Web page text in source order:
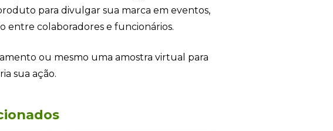
para divulgar sua marca em eventos,
entre colaboradores e funcionários.
ou mesmo uma amostra virtual para
sua ação.
+55